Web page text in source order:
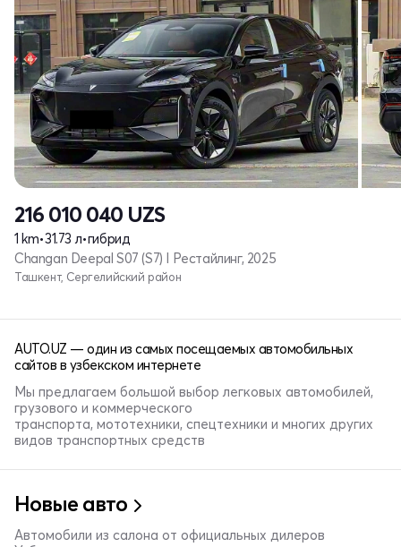
216 010 040 UZS
1 km•31.73 л•гибрид
Changan Deepal S07 (S7) I Рестайлинг, 2025
Ташкент, Сергелийский район
AUTO.UZ — один из самых посещаемых автомобильных
сайтов в узбекском интернете
Мы предлагаем большой выбор легковых автомобилей,
грузового и коммерческого
транспорта, мототехники, спецтехники и многих других
видов транспортных средств
Новые авто
Автомобили из салона от официальных дилеров